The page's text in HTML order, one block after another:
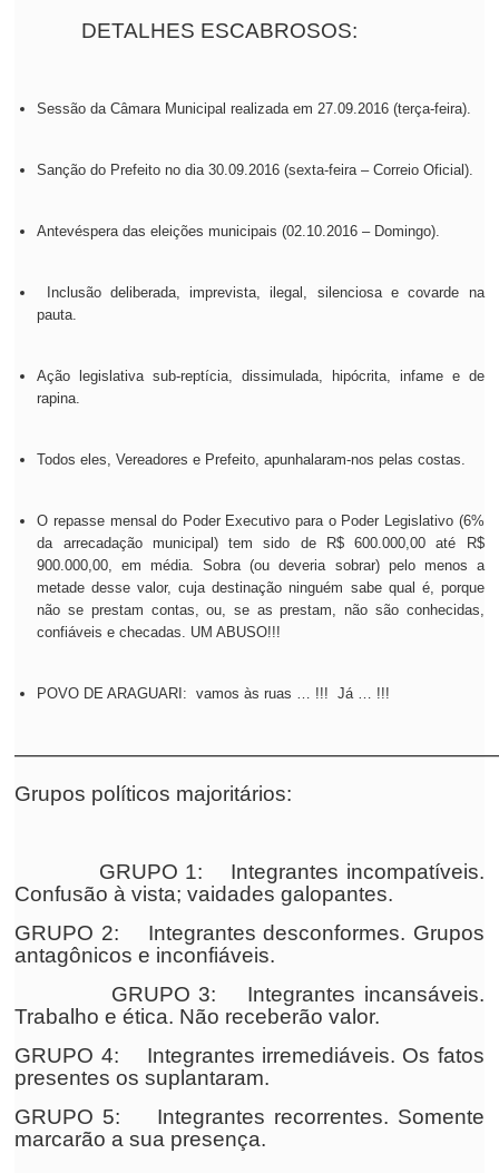
DETALHES ESCABROSOS:
Sessão da Câmara Municipal realizada em 27.09.2016 (terça-feira).
Sanção do Prefeito no dia 30.09.2016 (sexta-feira – Correio Oficial).
Antevéspera das eleições municipais (02.10.2016 – Domingo).
Inclusão deliberada, imprevista, ilegal, silenciosa e covarde na
pauta.
Ação legislativa sub-reptícia, dissimulada, hipócrita, infame e de
rapina.
Todos eles, Vereadores e Prefeito, apunhalaram-nos pelas costas.
O repasse mensal do Poder Executivo para o Poder Legislativo (6%
da arrecadação municipal) tem sido de R$ 600.000,00 até R$
900.000,00, em média. Sobra (ou deveria sobrar) pelo menos a
metade desse valor, cuja destinação ninguém sabe qual é, porque
não se prestam contas, ou, se as prestam, não são conhecidas,
confiáveis e checadas. UM ABUSO!!!
POVO DE ARAGUARI: vamos às ruas … !!! Já … !!!
Grupos políticos majoritários:
GRUPO 1: Integrantes incompatíveis.
Confusão à vista; vaidades galopantes.
GRUPO 2: Integrantes desconformes. Grupos
antagônicos e inconfiáveis.
GRUPO 3: Integrantes incansáveis.
Trabalho e ética. Não receberão valor.
GRUPO 4: Integrantes irremediáveis. Os fatos
presentes os suplantaram.
GRUPO 5: Integrantes recorrentes. Somente
marcarão a sua presença.